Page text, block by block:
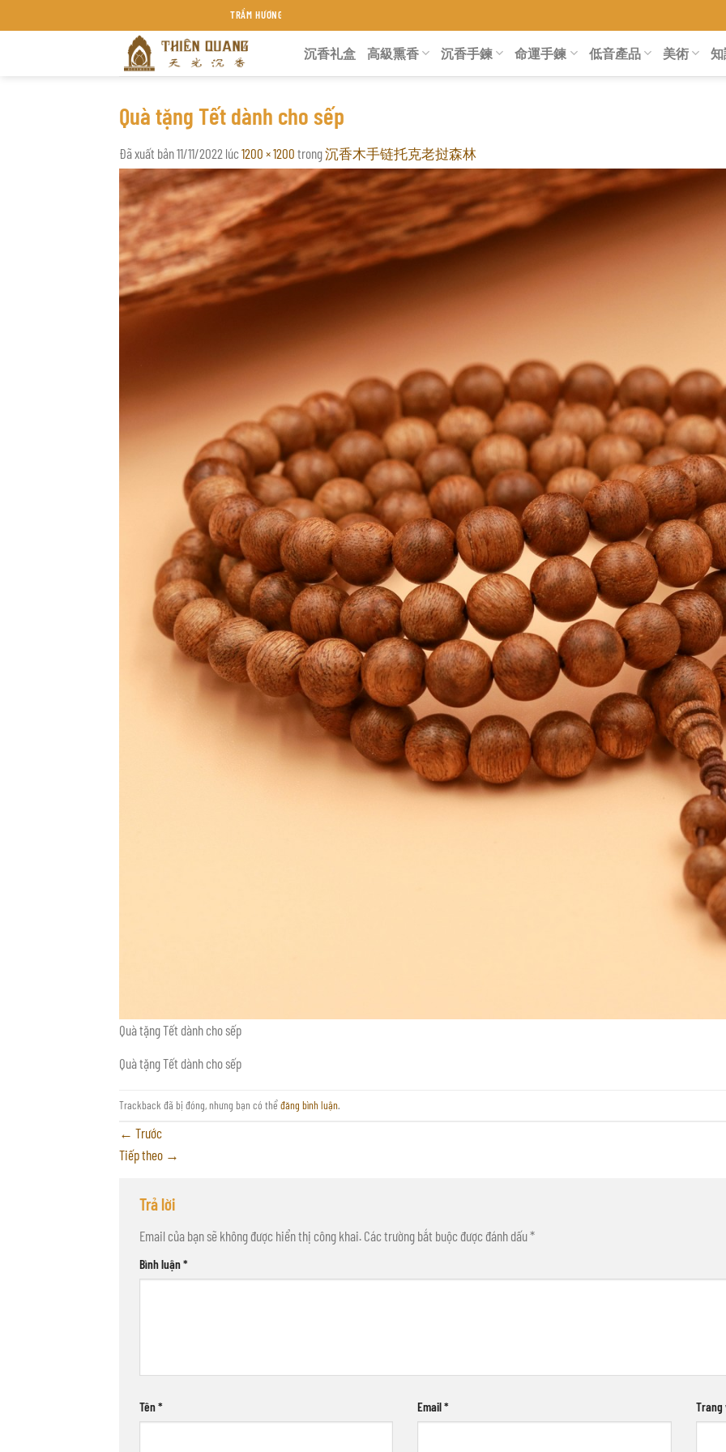
đến
TRẦM HƯƠNG THIÊN QUANG KHÁNH HÒA
沉香礼盒 高級熏香 沉香手鍊 命運手鍊 低音產品 美術
Quà tặng Tết dành cho sếp
Đã xuất bản11/11/2022 lúc1200 × 1200 trong沉香木手链托克老挝森林
Quà tặng Tết dành cho sếp
Quà tặng Tết dành cho sếp
Trackback đã bị đóng, nhưng bạn có thểđăng bình luận.
← Trước
Tiếp theo →
Trả lời
Email của bạn sẽ không được hiển thị công khai. Các trường bắt buộc được đánh dấu*
Bình luận*
Tên* Email* Trang